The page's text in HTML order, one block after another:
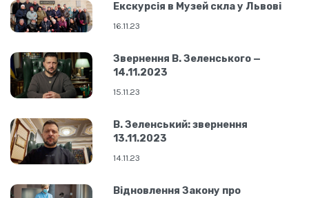
Екскурсія в Музей скла у Львові
16.11.23
Звернення В. Зеленського —
14.11.2023
15.11.23
В. Зеленський: звернення
13.11.2023
14.11.23
Відновлення Закону про